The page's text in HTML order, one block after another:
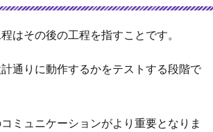
はその後の工程を指すことです。
通りに動作するかをテストする段階で
ミュニケーションがより重要となりま